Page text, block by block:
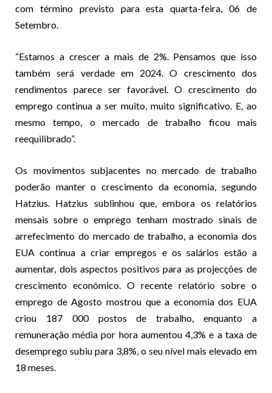
com término previsto para esta quarta-feira, 06 de
Setembro.
“Estamos a crescer a mais de 2%. Pensamos que isso
também será verdade em 2024. O crescimento dos
rendimentos parece ser favorável. O crescimento do
emprego continua a ser muito, muito significativo. E, ao
mesmo tempo, o mercado de trabalho ficou mais
reequilibrado”.
Os movimentos subjacentes no mercado de trabalho
poderão manter o crescimento da economia, segundo
Hatzius. Hatzius sublinhou que, embora os relatórios
mensais sobre o emprego tenham mostrado sinais de
arrefecimento do mercado de trabalho, a economia dos
EUA continua a criar empregos e os salários estão a
aumentar, dois aspectos positivos para as projecções de
crescimento económico. O recente relatório sobre o
emprego de Agosto mostrou que a economia dos EUA
criou 187 000 postos de trabalho, enquanto a
remuneração média por hora aumentou 4,3% e a taxa de
desemprego subiu para 3,8%, o seu nível mais elevado em
18 meses.